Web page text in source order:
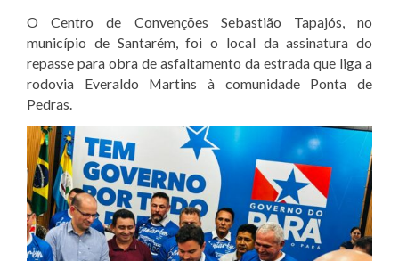
O Centro de Convenções Sebastião Tapajós, no
município de Santarém, foi o local da assinatura do
repasse para obra de asfaltamento da estrada que liga a
rodovia Everaldo Martins à comunidade Ponta de
Pedras.